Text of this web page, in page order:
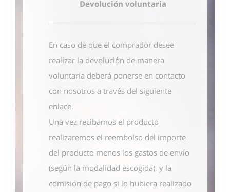
Devolución voluntaria
En caso de que el comprador desee
realizar la devolución de manera
voluntaria deberá ponerse en contacto
con nosotros a través del siguiente
enlace.
Una vez recibamos el producto
realizaremos el reembolso del importe
del producto menos los gastos de envío
(según la modalidad escogida), y la
comisión de pago si lo hubiera realizado